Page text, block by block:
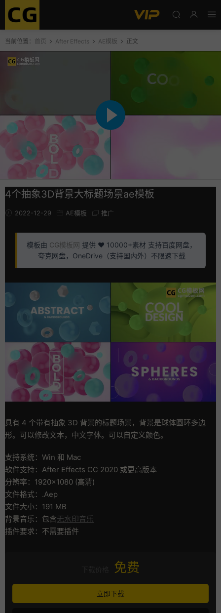
当前位置： 首页 After Effects AE模板 正文
4个抽象3D背景大标题场景ae模板
2022-12-29 AE模板 推广
模板由 CG模板网 提供 ❤️ 10000+素材 支持百度网盘，
夸克网盘，OneDrive（支持国内外）不限速下载
具有 4 个带有抽象 3D 背景的标题场景，背景是球体圆环多边
形。可以修改文本，中文字体。可以自定义颜色。
支持系统：Win 和 Mac
软件支持：After Effects CC 2020 或更高版本
分辨率：1920×1080 (高清)
文件格式：.Aep
文件大小：191 MB
背景音乐：包含无水印音乐
插件要求：不需要插件
免费
立即下载